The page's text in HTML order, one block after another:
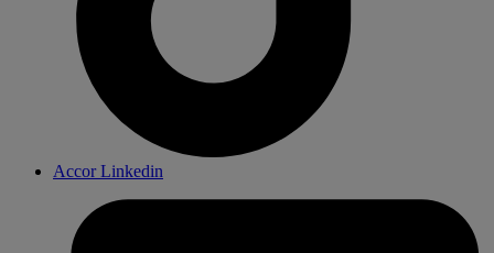
Accor Linkedin